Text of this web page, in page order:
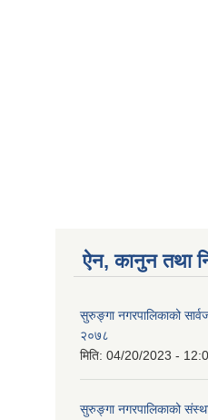
ऐन, कानुन तथा
सुरुङ्गा नगरपालिकाको
२०७८
मिति: 04/20/2023 -
सुरुङ्गा नगरपालिकाको